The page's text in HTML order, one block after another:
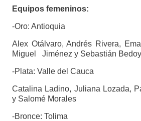
Equipos femeninos:
-Oro: Antioquia
Alex Otálvaro, Andrés Rivera,
Miguel Jiménez y Sebastián
-Plata: Valle del Cauca
Catalina Ladino, Juliana Lozada,
y Salomé Morales
-Bronce: Tolima